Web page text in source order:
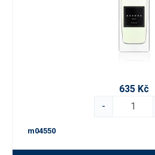
635 Kč
-
m04550